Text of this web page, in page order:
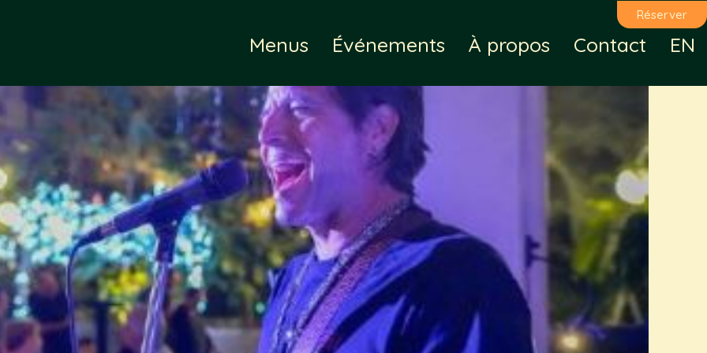
Réserver
Menus Événements À propos Contact EN